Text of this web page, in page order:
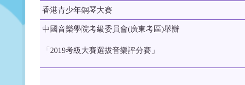
香港青少年鋼琴大賽
中國音樂學院考級委員會(廣東考區)舉辦
「2019考級大賽選拔音樂評分賽」